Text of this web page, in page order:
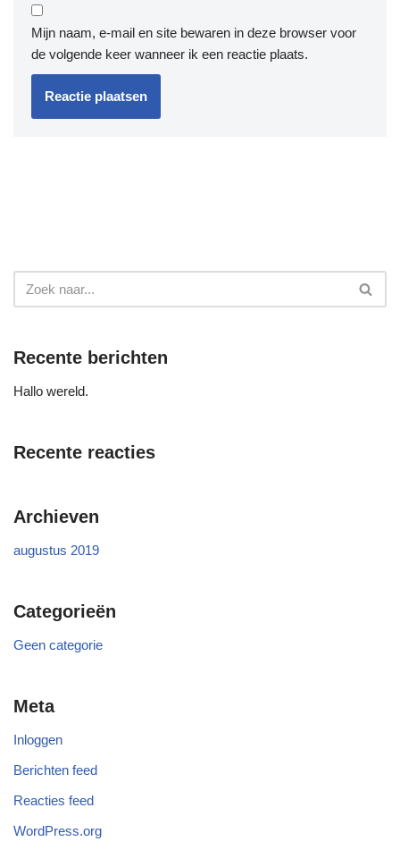
Mijn naam, e-mail en site bewaren in deze browser voor
de volgende keer wanneer ik een reactie plaats.
Recente berichten
Hallo wereld.
Recente reacties
Archieven
augustus 2019
Categorieën
Geen categorie
Meta
Inloggen
Berichten feed
Reacties feed
WordPress.org